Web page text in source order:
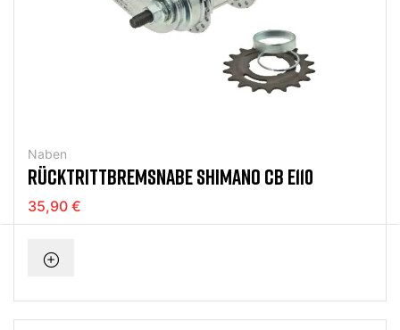
Naben
RÜCKTRITTBREMSNABE SHIMANO CB E110
35,90 €